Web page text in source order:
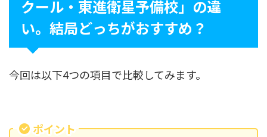
クール・ 東進衛星予備校」の違
い。結局どっちがおすすめ？
今回は以下4つの項目で比較してみます。
ポイント